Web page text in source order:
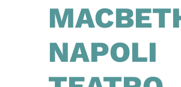
NAPOLI